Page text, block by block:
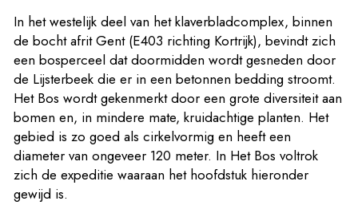
In het westelijk deel van het klaverbladcomplex, binnen
de bocht afrit Gent (E403 richting Kortrijk), bevindt zich
een bosperceel dat doormidden wordt gesneden door
de Lijsterbeek die er in een betonnen bedding stroomt.
Het Bos wordt gekenmerkt door een grote diversiteit aan
bomen en, in mindere mate, kruidachtige planten. Het
gebied is zo goed als cirkelvormig en heeft een
diameter van ongeveer 120 meter. In Het Bos voltrok
zich de expeditie waaraan het hoofdstuk hieronder
gewijd is.